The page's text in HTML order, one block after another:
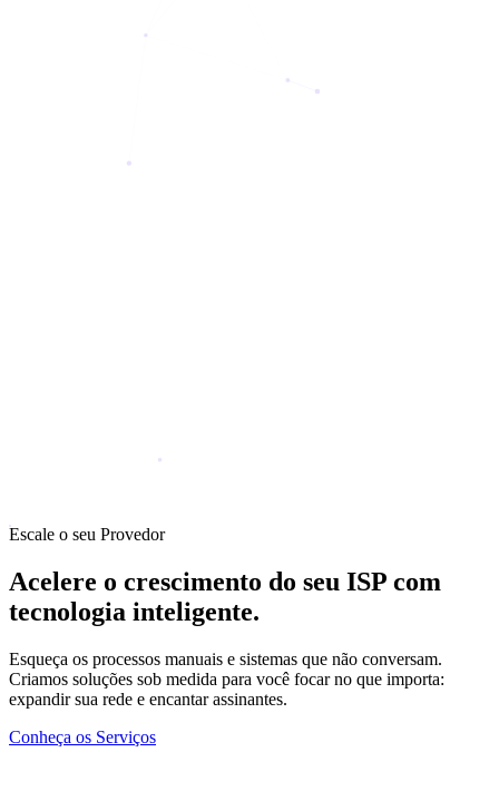
Escale o seu Provedor
Acelere o crescimento do seu ISP com
tecnologia inteligente.
Esqueça os processos manuais e sistemas que não conversam.
Criamos soluções sob medida para você focar no que importa:
expandir sua rede e encantar assinantes.
Conheça os Serviços